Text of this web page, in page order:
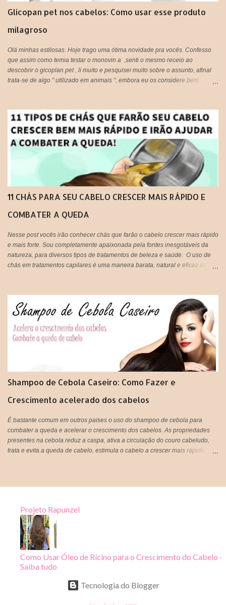
Glicopan pet nos cabelos: Como usar esse produto
milagroso
Olá minhas estilosas. Hoje trago uma ótima novidade pra vocês. Confesso
que assim como temia testar o monovin a ,senti o mesmo receio ao
descobrir o gicoplan pet , li muito e pesquisei muito sobre o assunto, afinal
trata-se de algo " utilizado em animais ", embora eu os considere bem
pet, há alguns blogs que criticam e outros que recomendam, respeito a
opinião de cada um, porém hoje estarei postando a minha opinião aqui, que
fique claro que este produto não foi criado originalmente para ser usado em
seres humanos e muito menos em cabelos, portanto fica a critério de cada
um, decidir utilizar ou não!
11 CHÁS PARA SEU CABELO CRESCER MAIS RÁPIDO E
COMBATER A QUEDA
Nesse post vocês irão conhecer chás que farão o cabelo crescer mais rápido
e mais forte. Sou completamente apaixonada pela fontes inesgotáveis da
natureza, para diversos tipos de tratamentos de beleza e saúde. O uso de
chás em tratamentos capilares é uma maneira barata, natural e eficaz de
IMPORTANTE: Lembrando que pode ser usado tanto aqueles saches
industrializados ou você mesma pode preparar o seu chá de forma
natural,que é ainda mais eficiente.
Shampoo de Cebola Caseiro: Como Fazer e
Crescimento acelerado dos cabelos
É bastante comum em outros países o uso do shampoo de cebola para
combater a queda e acelerar o crescimento dos cabelos. As propriedades
presentes na cebola reduz a caspa, ativa a circulação do couro cabeludo,
trata e evita a queda de cabelo, estimula o cabelo a crescer mais rápido,
Projeto Rapunzel
Como Usar Óleo de Rícino para o Crescimento do Cabelo -
Saiba tudo
Tecnologia do Blogger